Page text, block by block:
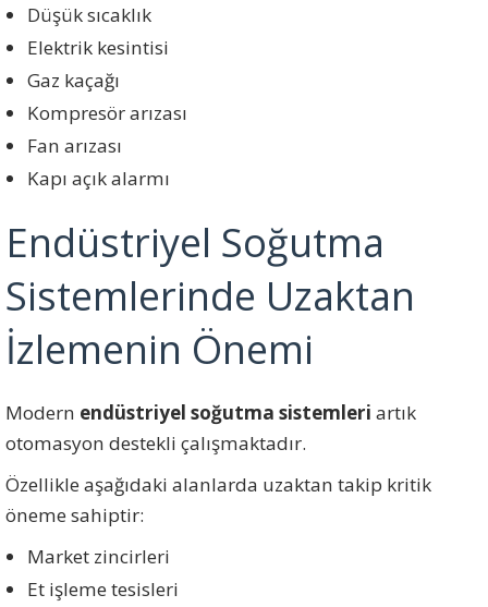
Düşük sıcaklık
Elektrik kesintisi
Gaz kaçağı
Kompresör arızası
Fan arızası
Kapı açık alarmı
Endüstriyel Soğutma
Sistemlerinde Uzaktan
İzlemenin Önemi
Modern endüstriyel soğutma sistemleri artık
otomasyon destekli çalışmaktadır.
Özellikle aşağıdaki alanlarda uzaktan takip kritik
öneme sahiptir:
Market zincirleri
Et işleme tesisleri